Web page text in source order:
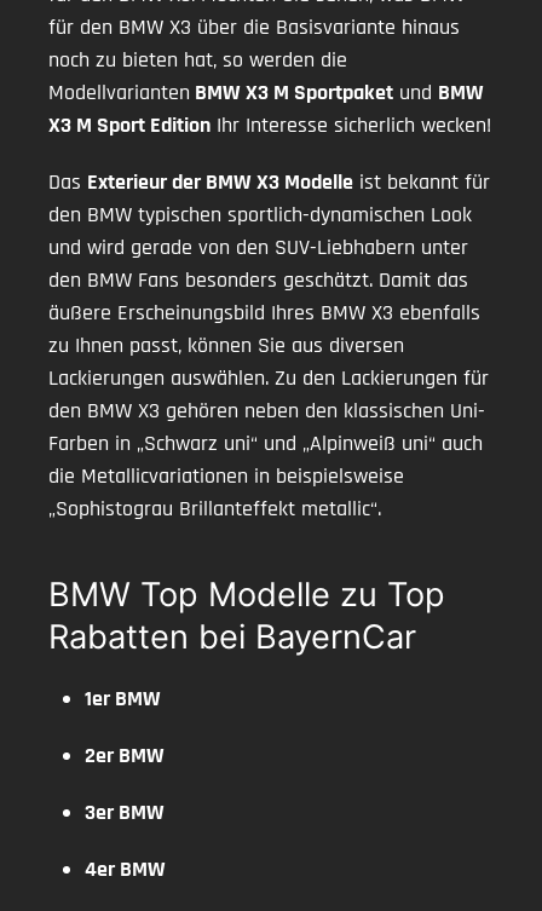
für den BMW X3 über die Basisvariante hinaus
noch zu bieten hat, so werden die
Modellvarianten BMW X3 M Sportpaket und BMW
X3 M Sport Edition Ihr Interesse sicherlich wecken!
Das Exterieur der BMW X3 Modelle ist bekannt für
den BMW typischen sportlich-dynamischen Look
und wird gerade von den SUV-Liebhabern unter
den BMW Fans besonders geschätzt. Damit das
äußere Erscheinungsbild Ihres BMW X3 ebenfalls
zu Ihnen passt, können Sie aus diversen
Lackierungen auswählen. Zu den Lackierungen für
den BMW X3 gehören neben den klassischen Uni-
Farben in „Schwarz uni“ und „Alpinweiß uni“ auch
die Metallicvariationen in beispielsweise
„Sophistograu Brillanteffekt metallic“.
BMW Top Modelle zu Top
Rabatten bei BayernCar
1er BMW
2er BMW
3er BMW
4er BMW